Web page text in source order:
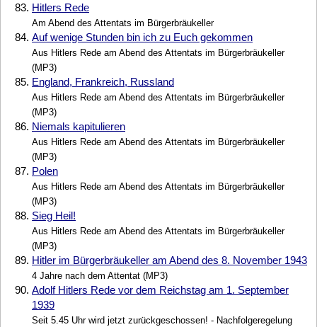
83. Hitlers Rede
Am Abend des Attentats im Bürgerbräukeller
84. Auf wenige Stunden bin ich zu Euch gekommen
Aus Hitlers Rede am Abend des Attentats im Bürgerbräukeller
(MP3)
85. England, Frankreich, Russland
Aus Hitlers Rede am Abend des Attentats im Bürgerbräukeller
(MP3)
86. Niemals kapitulieren
Aus Hitlers Rede am Abend des Attentats im Bürgerbräukeller
(MP3)
87. Polen
Aus Hitlers Rede am Abend des Attentats im Bürgerbräukeller
(MP3)
88. Sieg Heil!
Aus Hitlers Rede am Abend des Attentats im Bürgerbräukeller
(MP3)
89. Hitler im Bürgerbräukeller am Abend des 8. November 1943
4 Jahre nach dem Attentat (MP3)
90. Adolf Hitlers Rede vor dem Reichstag am 1. September
1939
Seit 5.45 Uhr wird jetzt zurückgeschossen! - Nachfolgeregelung